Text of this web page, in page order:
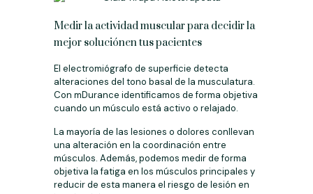
Medir la actividad muscular para decidir la
mejor soluciónen tus pacientes
El electromiógrafo de superficie detecta
alteraciones del tono basal de la musculatura.
Con mDurance identificamos de forma objetiva
cuando un músculo está activo o relajado.
La mayoría de las lesiones o dolores conllevan
una alteración en la coordinación entre
músculos. Además, podemos medir de forma
objetiva la fatiga en los músculos principales y
reducir de esta manera el riesgo de lesión en